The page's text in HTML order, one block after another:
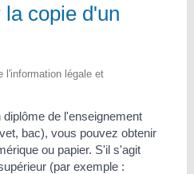
copie d'un
l'information légale et
de l'enseignement
bac), vous pouvez obtenir
ou papier. S'il s'agit
(par exemple :